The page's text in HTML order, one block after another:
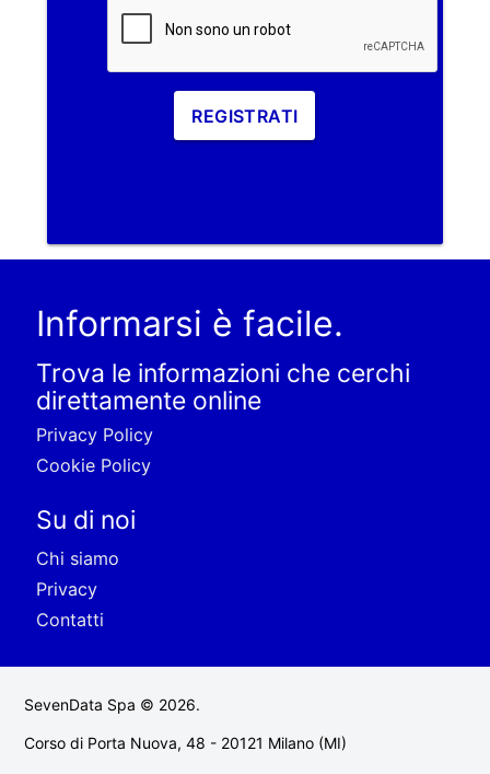
REGISTRATI
Informarsi è facile.
Trova le informazioni che cerchi
direttamente online
Privacy Policy
Cookie Policy
Su di noi
Chi siamo
Privacy
Contatti
SevenData Spa © 2026.
Corso di Porta Nuova, 48 - 20121 Milano (MI)